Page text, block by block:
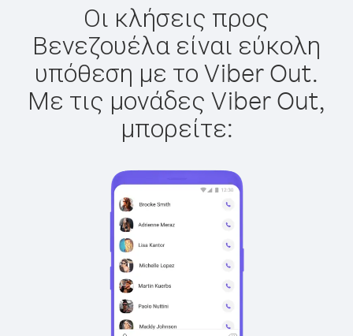
Οι κλήσεις προς
Βενεζουέλα είναι εύκολη
υπόθεση με το Viber Out.
Με τις μονάδες Viber Out,
μπορείτε: